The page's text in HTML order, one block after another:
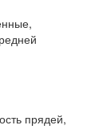
прядей,